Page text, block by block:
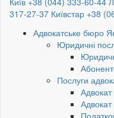
317-27-37 Київстар +38
Адвокатське бюро
Юридичні
Послуги
Адвокат